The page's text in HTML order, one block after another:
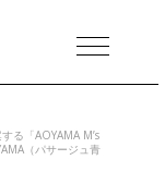
MENU
る「AOYAMA M’s
（パサージュ青